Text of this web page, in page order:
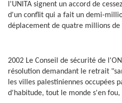
l'UNITA signent un accord de
d'un conflit qui a fait un demi-
déplacement de quatre millions de
2002 Le Conseil de sécurité de
résolution demandant le retrait
les villes palestiniennes occupées
d'habitude, tout le monde s'en fou,